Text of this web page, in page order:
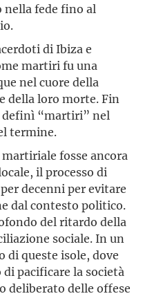
nella fede fino al
di Ibiza e
martiri fu una
nel cuore della
della loro morte. Fin
“martiri” nel
termine.
fosse ancora
il processo di
decenni per evitare
dal contesto politico.
del ritardo della
sociale. In un
di queste isole, dove
pacificare la società
deliberato delle offese